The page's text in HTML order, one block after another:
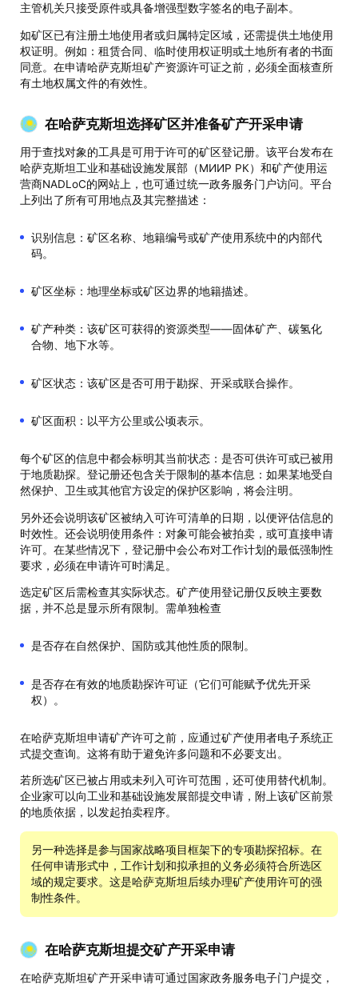
主管机关只接受原件或具备增强型数字签名的电子副本。
如矿区已有注册土地使用者或归属特定区域，还需提供土地使用
权证明。例如：租赁合同、临时使用权证明或土地所有者的书面
同意。在申请哈萨克斯坦矿产资源许可证之前，必须全面核查所
有土地权属文件的有效性。
在哈萨克斯坦选择矿区并准备矿产开采申请
用于查找对象的工具是可用于许可的矿区登记册。该平台发布在
哈萨克斯坦工业和基础设施发展部（МИИР РК）和矿产使用运
营商NADLoC的网站上，也可通过统一政务服务门户访问。平台
上列出了所有可用地点及其完整描述：
识别信息：矿区名称、地籍编号或矿产使用系统中的内部代
码。
矿区坐标：地理坐标或矿区边界的地籍描述。
矿产种类：该矿区可获得的资源类型——固体矿产、碳氢化
合物、地下水等。
矿区状态：该矿区是否可用于勘探、开采或联合操作。
矿区面积：以平方公里或公顷表示。
每个矿区的信息中都会标明其当前状态：是否可供许可或已被用
于地质勘探。登记册还包含关于限制的基本信息：如果某地受自
然保护、卫生或其他官方设定的保护区影响，将会注明。
另外还会说明该矿区被纳入可许可清单的日期，以便评估信息的
时效性。还会说明使用条件：对象可能会被拍卖，或可直接申请
许可。在某些情况下，登记册中会公布对工作计划的最低强制性
要求，必须在申请许可时满足。
选定矿区后需检查其实际状态。矿产使用登记册仅反映主要数
据，并不总是显示所有限制。需单独检查
是否存在自然保护、国防或其他性质的限制。
是否存在有效的地质勘探许可证（它们可能赋予优先开采
权）。
在哈萨克斯坦申请矿产许可之前，应通过矿产使用者电子系统正
式提交查询。这将有助于避免许多问题和不必要支出。
若所选矿区已被占用或未列入可许可范围，还可使用替代机制。
企业家可以向工业和基础设施发展部提交申请，附上该矿区前景
的地质依据，以发起拍卖程序。
另一种选择是参与国家战略项目框架下的专项勘探招标。在
任何申请形式中，工作计划和拟承担的义务必须符合所选区
域的规定要求。这是哈萨克斯坦后续办理矿产使用许可的强
制性条件。
在哈萨克斯坦提交矿产开采申请
在哈萨克斯坦矿产开采申请可通过国家政务服务电子门户提交，